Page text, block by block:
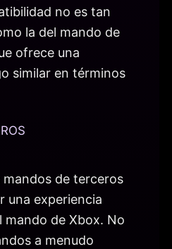
no es tan
la del mando de
ofrece una
similar en términos
de terceros
una experiencia
mando de Xbox. No
a menudo